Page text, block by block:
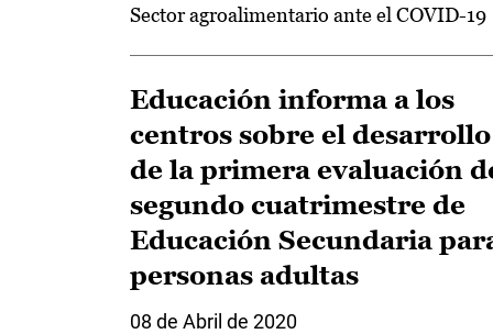
Sector agroalimentario ante el COVID-19
Educación informa a los
centros sobre el desarrollo
de la primera evaluación
segundo cuatrimestre de
Educación Secundaria
personas adultas
08 de Abril de 2020